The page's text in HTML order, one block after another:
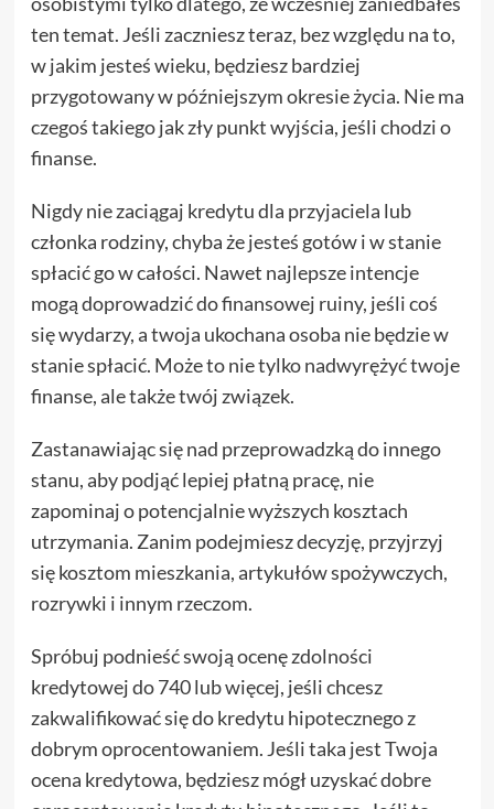
ten temat. Jeśli zaczniesz teraz, bez względu na to,
w jakim jesteś wieku, będziesz bardziej
przygotowany w późniejszym okresie życia. Nie ma
czegoś takiego jak zły punkt wyjścia, jeśli chodzi o
finanse.
Nigdy nie zaciągaj kredytu dla przyjaciela lub
członka rodziny, chyba że jesteś gotów i w stanie
spłacić go w całości. Nawet najlepsze intencje
mogą doprowadzić do finansowej ruiny, jeśli coś
się wydarzy, a twoja ukochana osoba nie będzie w
stanie spłacić. Może to nie tylko nadwyrężyć twoje
finanse, ale także twój związek.
Zastanawiając się nad przeprowadzką do innego
stanu, aby podjąć lepiej płatną pracę, nie
zapominaj o potencjalnie wyższych kosztach
utrzymania. Zanim podejmiesz decyzję, przyjrzyj
się kosztom mieszkania, artykułów spożywczych,
rozrywki i innym rzeczom.
Spróbuj podnieść swoją ocenę zdolności
kredytowej do 740 lub więcej, jeśli chcesz
zakwalifikować się do kredytu hipotecznego z
dobrym oprocentowaniem. Jeśli taka jest Twoja
ocena kredytowa, będziesz mógł uzyskać dobre